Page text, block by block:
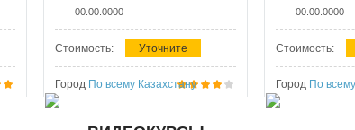
00.00.0000
Стоимость: Уточните
Город По всему Казахстану
00.00.0000
Стоимость:
Город По